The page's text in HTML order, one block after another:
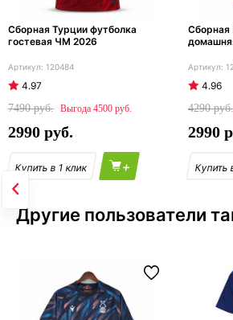
Сборная Турции футболка
гостевая ЧМ 2026
120484
4.97
7490
4500
2990
+
Сборная
4.96
4290
2990
Другие пользователи